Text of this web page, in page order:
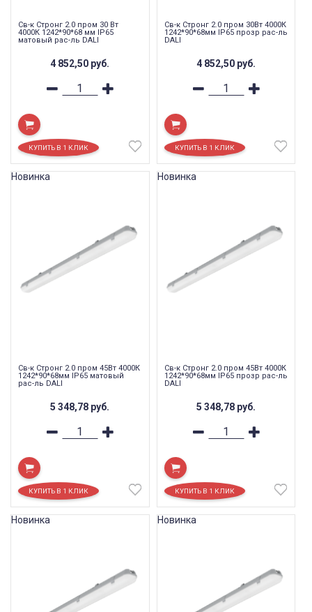
Св-к Стронг 2.0 пром 30 Вт
4000К 1242*90*68 мм IP65
матовый рас-ль DALI
4 852,50 руб.
Св-к Стронг 2.0 пром 30Вт 4000К
1242*90*68мм IP65 прозр рас-ль
DALI
4 852,50 руб.
Св-к Стронг 2.0 пром 45Вт 4000К
1242*90*68мм IP65 матовый
рас-ль DALI
5 348,78 руб.
Новинка
Св-к Стронг 2.0 пром 45Вт 4000К
1242*90*68мм IP65 прозр рас-ль
DALI
5 348,78 руб.
Новинка
Новинка Новинка